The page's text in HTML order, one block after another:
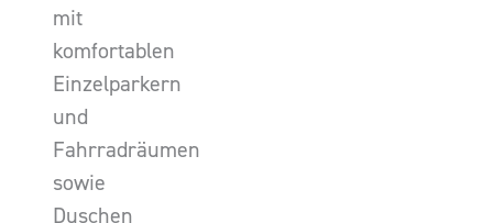
mit
komfortablen
Einzelparkern
und
Fahrradräumen
sowie
Duschen